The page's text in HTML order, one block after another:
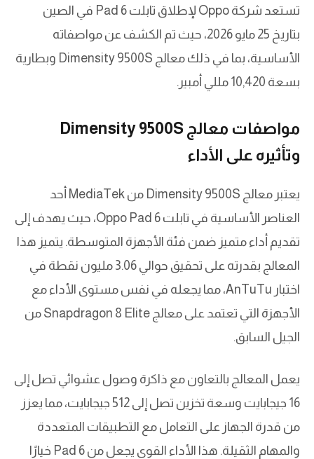
تستعد شركة Oppo لإطلاق تابلت Pad 6 في الصين
بتاريخ 25 مايو 2026، حيث تم الكشف عن مواصفاته
الأساسية، بما في ذلك معالج Dimensity 9500S وبطارية
بسعة 10,420 مللي أمبير.
مواصفات معالج Dimensity 9500S
وتأثيره على الأداء
يعتبر معالج Dimensity 9500S من MediaTek أحد
العناصر الأساسية في تابلت Oppo Pad 6، حيث يهدف إلى
تقديم أداء متميز ضمن فئة الأجهزة المتوسطة. يتميز هذا
المعالج بقدرته على تحقيق حوالي 3.06 مليون نقطة في
اختبار AnTuTu، مما يجعله في نفس مستوى الأداء مع
الأجهزة التي تعتمد على معالج Snapdragon 8 Elite من
الجيل السابق.
يعمل المعالج بالتعاون مع ذاكرة وصول عشوائي تصل إلى
16 جيجابايت وسعة تخزين تصل إلى 512 جيجابايت، مما يعزز
من قدرة الجهاز على التعامل مع التطبيقات المتعددة
والمهام الثقيلة. هذا الأداء القوي يجعل من Pad 6 خيارًا